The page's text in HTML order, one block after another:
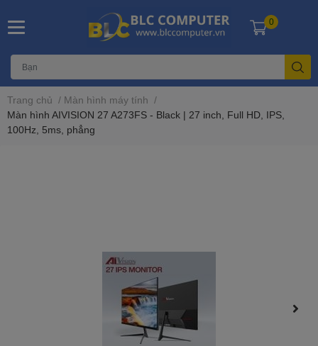
0
Trang chủ / Màn hình máy tính /
Màn hình AIVISION 27 A273FS - Black | 27 inch, Full HD, IPS,
100Hz, 5ms, phẳng